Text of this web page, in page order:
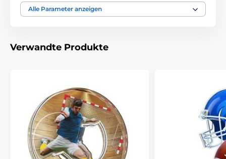
Material
Emblems
Alle Parameter anzeigen
Verwandte Produkte